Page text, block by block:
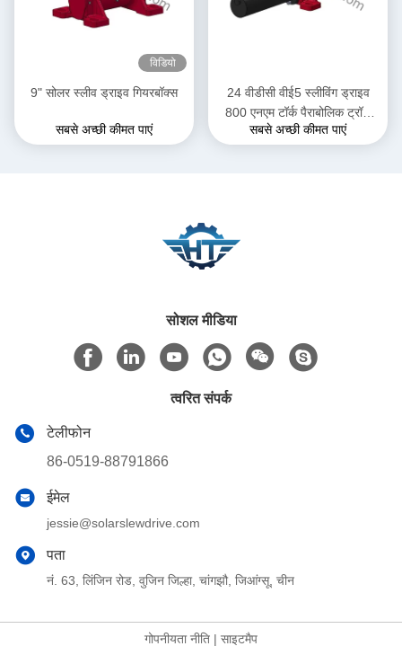
विडियो
9" सोलर स्लीव ड्राइव गियरबॉक्स
सबसे अच्छी कीमत पाएं
24 वीडीसी वीई5 स्लीविंग ड्राइव
800 एनएम टॉर्क पैराबोलिक ट्रॉफ
अनुप्रयोगों में सोलर ट्रैकर सिस्टम के
सबसे अच्छी कीमत पाएं
सोशल मीडिया
त्वरित संपर्क
टेलीफोन
86-0519-88791866
ईमेल
jessie@solarslewdrive.com
पता
नं. 63, लिंजिन रोड, वुजिन जिल्हा, चांगझौ, जिआंग्सू, चीन
गोपनीयता नीति | साइटमैप